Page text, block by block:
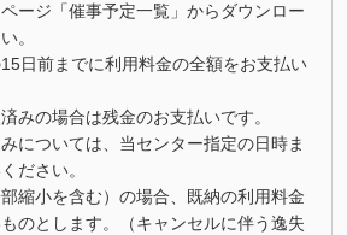
ージ「催事予定一覧」からダウンロー
。
日前までに利用料金の全額をお支払い
みの場合は残金のお支払いです。
については、当センター指定の日時ま
ださい。
縮⼩を含む）の場合、既納の利⽤料⾦
のとします。（キャンセルに伴う逸失